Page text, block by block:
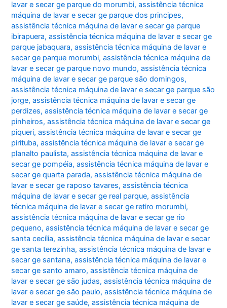
lavar e secar ge parque do morumbi,assistência técnica
máquina de lavar e secar ge parque dos principes,
assistência técnica máquina de lavar e secar ge parque
ibirapuera,assistência técnica máquina de lavar e secar ge
parque jabaquara,assistência técnica máquina de lavar e
secar ge parque morumbi,assistência técnica máquina de
lavar e secar ge parque novo mundo,assistência técnica
máquina de lavar e secar ge parque são domingos,
assistência técnica máquina de lavar e secar ge parque são
jorge,assistência técnica máquina de lavar e secar ge
perdizes,assistência técnica máquina de lavar e secar ge
pinheiros,assistência técnica máquina de lavar e secar ge
piqueri,assistência técnica máquina de lavar e secar ge
pirituba,assistência técnica máquina de lavar e secar ge
planalto paulista,assistência técnica máquina de lavar e
secar ge pompéia,assistência técnica máquina de lavar e
secar ge quarta parada,assistência técnica máquina de
lavar e secar ge raposo tavares,assistência técnica
máquina de lavar e secar ge real parque,assistência
técnica máquina de lavar e secar ge retiro morumbi,
assistência técnica máquina de lavar e secar ge rio
pequeno,assistência técnica máquina de lavar e secar ge
santa cecília,assistência técnica máquina de lavar e secar
ge santa terezinha,assistência técnica máquina de lavar e
secar ge santana,assistência técnica máquina de lavar e
secar ge santo amaro,assistência técnica máquina de
lavar e secar ge são judas,assistência técnica máquina de
lavar e secar ge são paulo,assistência técnica máquina de
lavar e secar ge saúde,assistência técnica máquina de